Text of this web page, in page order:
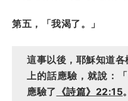
第五，「我渴了。」
這事以後，耶穌知道
上的話應驗，就說：
應驗了 《詩篇》22:15